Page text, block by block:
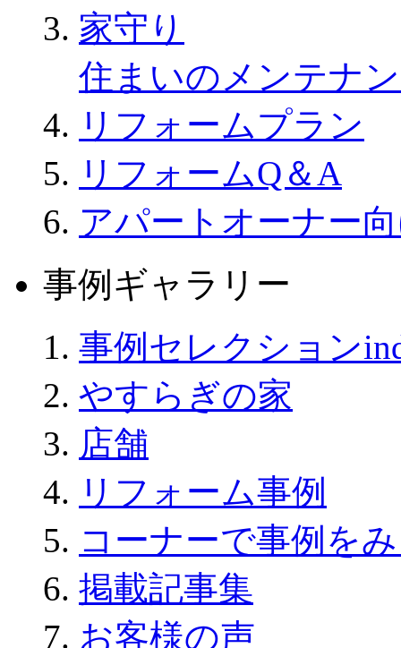
家守り
住まいのメンテナ
リフォームプラン
リフォームQ＆A
アパートオーナー
事例ギャラリー
事例セレクション
やすらぎの家
店舗
リフォーム事例
コーナーで事例を
掲載記事集
お客様の声